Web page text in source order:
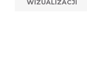
WIZUALIZACJI